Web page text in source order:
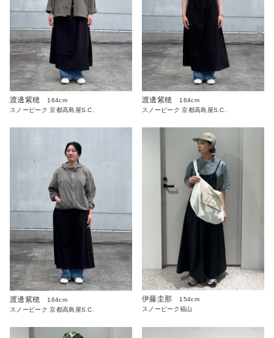
渡邊紫穂
164cm
スノーピーク 京都高島屋S.C.
渡邊紫穂
164cm
スノーピーク 京都高島屋S.C.
渡邊紫穂
164cm
スノーピーク 京都高島屋S.C.
伊藤圭那
154cm
スノーピーク福山